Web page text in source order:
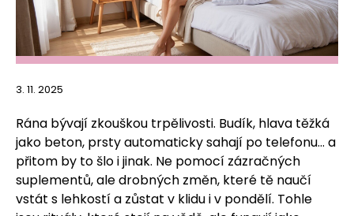
3. 11. 2025
Rána bývají zkouškou trpělivosti. Budík, hlava těžká
jako beton, prsty automaticky sahají po telefonu… a
přitom by to šlo i jinak. Ne pomocí zázračných
suplementů, ale drobných změn, které tě naučí
vstát s lehkostí a zůstat v klidu i v pondělí. Tohle